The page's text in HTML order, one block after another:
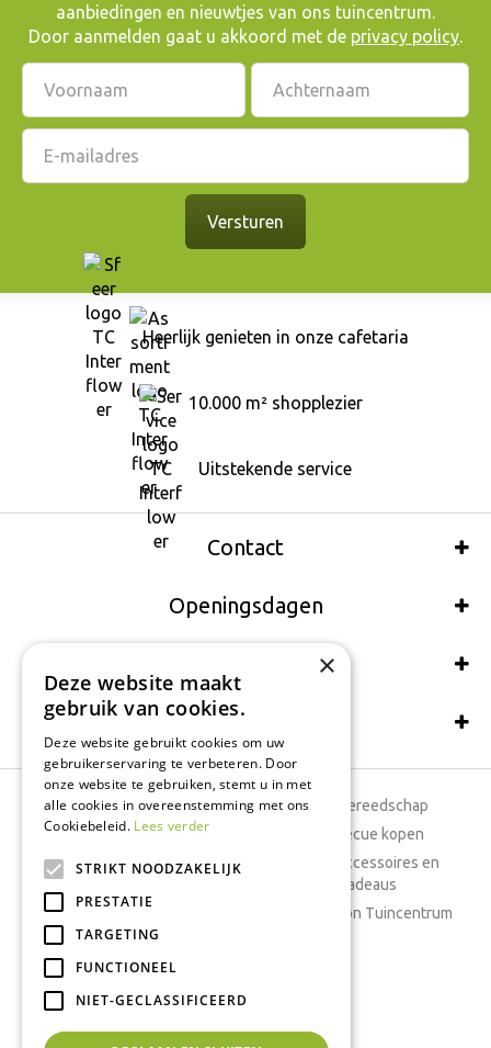
aanbiedingen en nieuwtjes van ons tuincentrum.
Door aanmelden gaat u akkoord met de privacy policy.
Heerlijk genieten in onze cafetaria
10.000 m² shopplezier
Uitstekende service
Contact
Openingsdagen
Wij accepteren ook:
Schrijf een recensie
Tuincentrum
Dierenwinkel
Tuinplanten
Tuingereedschap
Barbecue kopen
Woonaccessoires en
cadeaus
Cadeaubon Tuincentrum
Kamerplanten
Moestuin
Boeketten
×
Deze website maakt
gebruik van cookies.
Deze website gebruikt cookies om uw
gebruikerservaring te verbeteren. Door
onze website te gebruiken, stemt u in met
alle cookies in overeenstemming met ons
Cookiebeleid. Lees verder
STRIKT NOODZAKELIJK
PRESTATIE
TARGETING
FUNCTIONEEL
NIET-GECLASSIFICEERD